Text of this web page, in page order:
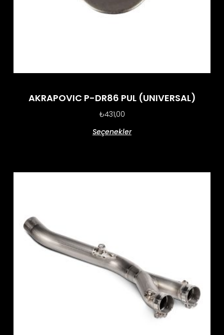
AKRAPOVIC P-DR86 PUL (UNIVERSAL)
₺431,00
Seçenekler